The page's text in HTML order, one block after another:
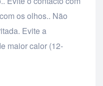
os olhos.. Não
Evite a
maior calor (12-